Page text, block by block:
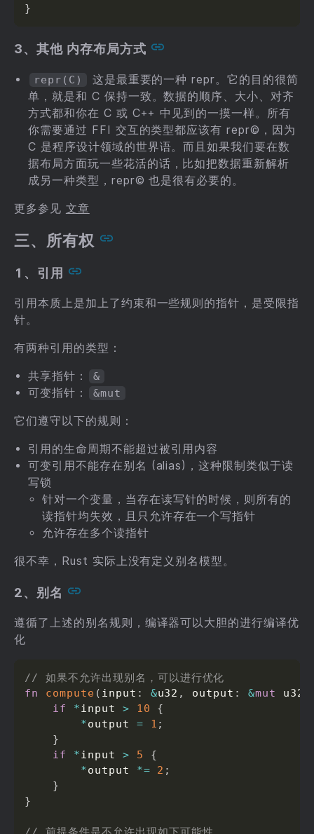
}
3、其他 内存布局方式
repr(C)
这是最重要的一种 repr。它的目的很简
单，就是和 C 保持一致。数据的顺序、大小、对齐
方式都和你在 C 或 C++ 中见到的一摸一样。所有
你需要通过 FFI 交互的类型都应该有 repr©，因为
C 是程序设计领域的世界语。而且如果我们要在数
据布局方面玩一些花活的话，比如把数据重新解析
成另一种类型，repr© 也是很有必要的。
更多参见 文章
三、所有权
1、引用
引用本质上是加上了约束和一些规则的指针，是受限指
针。
有两种引用的类型：
共享指针： &
可变指针： &mut
它们遵守以下的规则：
引用的生命周期不能超过被引用内容
可变引用不能存在别名 (alias)，这种限制类似于读
写锁
针对一个变量，当存在读写针的时候，则所有的
读指针均失效，且只允许存在一个写指针
允许存在多个读指针
很不幸，Rust 实际上没有定义别名模型。
2、别名
遵循了上述的别名规则，编译器可以大胆的进行编译优
化
// 如果不允许出现别名，可以进行优化
fn
compute ( input : &u32 , output : &mut u32
if
*input > 10
{
*output = 1 ;
}
if
*input > 5
{
*output *= 2 ;
}
}